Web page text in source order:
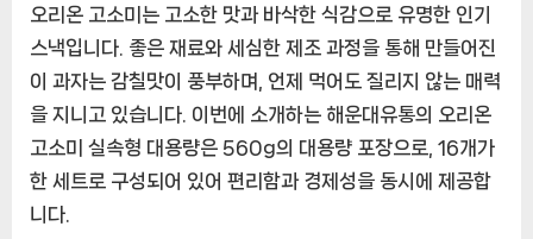
상
품]
오리온 고소미는 고소한 맛과 바삭한 식감으로 유명한 인기
스낵입니다. 좋은 재료와 세심한 제조 과정을 통해 만들어진
이 과자는 감칠맛이 풍부하며, 언제 먹어도 질리지 않는 매력
을 지니고 있습니다. 이번에 소개하는 해운대유통의 오리온
고소미 실속형 대용량은 560g의 대용량 포장으로, 16개가
한 세트로 구성되어 있어 편리함과 경제성을 동시에 제공합
니다.